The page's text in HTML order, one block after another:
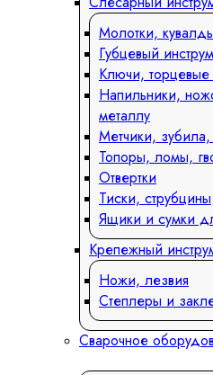
Молотки,
Губцевый
Ключи,
Напильники,
металлу
Метчики,
Топоры, ломы,
Отвертки
Тиски, струбцины
Ящики и сумки
Крепежный
Ножи, лезвия
Степлеры и
Сварочное